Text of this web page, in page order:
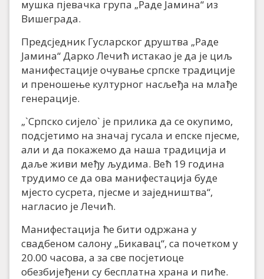
мушка пјевачка група „Раде Јамина“ из
Вишеграда.
Предсједник Гусларског друштва „Раде
Јамина“ Дарко Лечић истакао је да је циљ
манифестације очување српске традиције
и преношење културног насљеђа на млађе
генерације.
„`Српско сијело` је прилика да се окупимо,
подсјетимо на значај гусала и епске пјесме,
али и да покажемо да наша традиција и
даље живи међу људима. Већ 19 година
трудимо се да ова манифестација буде
мјесто сусрета, пјесме и заједништва“,
нагласио је Лечић.
Манифестација ће бити одржана у
свадбеном салону „Бикавац“, са почетком у
20.00 часова, а за све посјетиоце
обезбијеђени су бесплатна храна и пиће.